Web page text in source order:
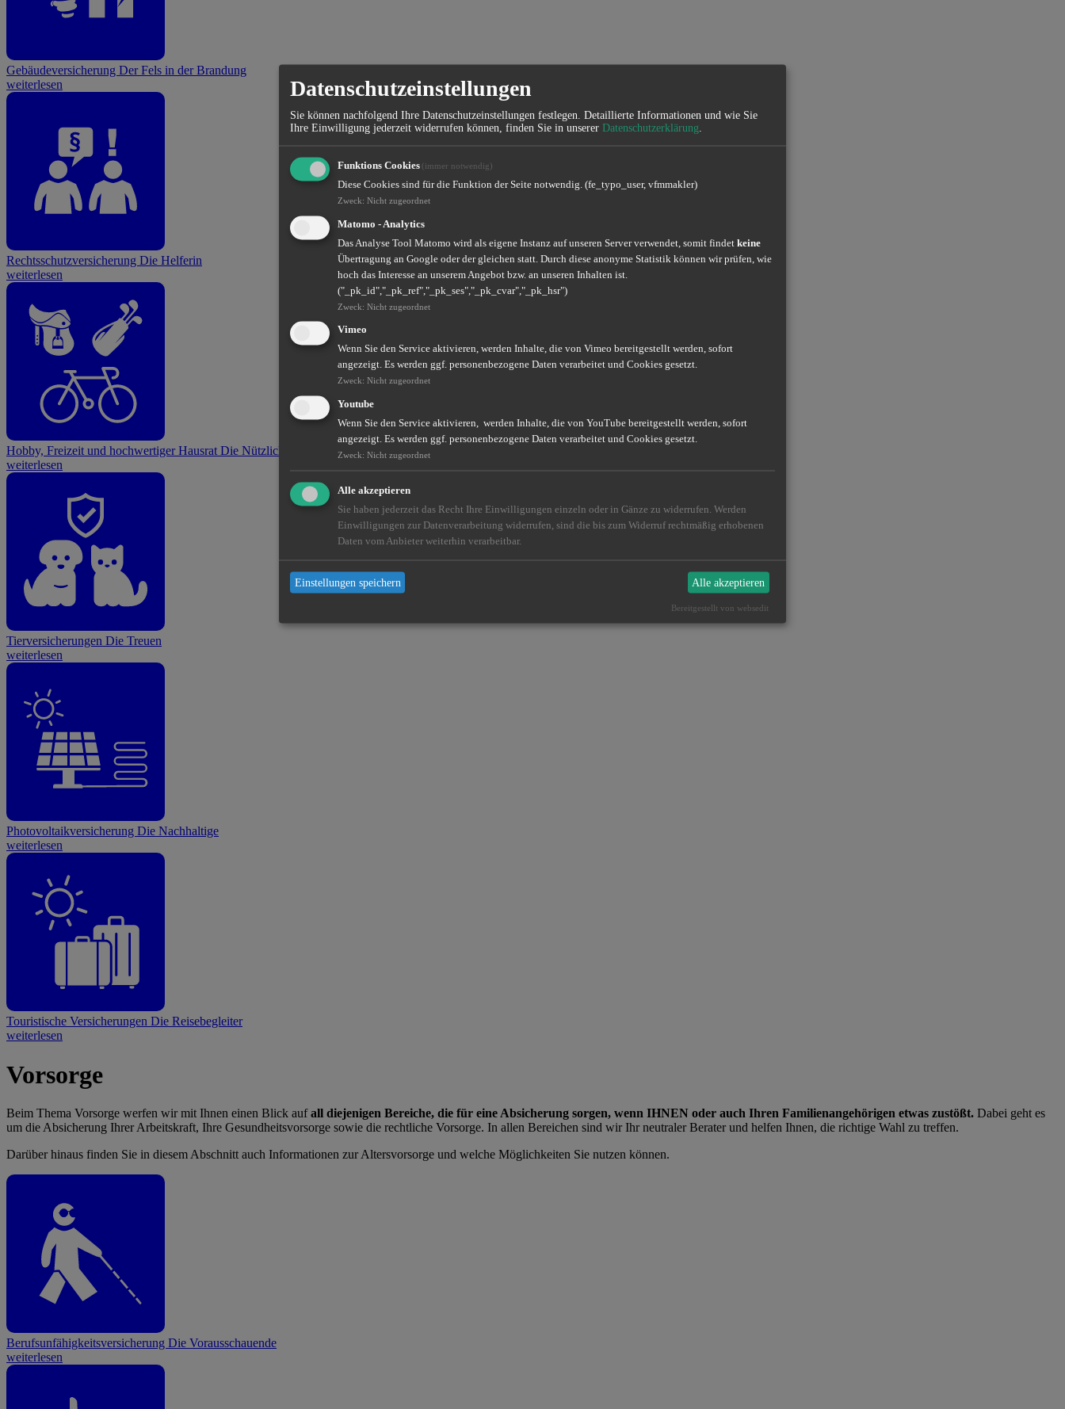
Gebäudeversicherung Der Fels in der Brandung
weiterlesen
Rechtsschutzversicherung Die Helferin
weiterlesen
Hobby, Freizeit und hochwertiger Hausrat Die Nützlichen
weiterlesen
Tierversicherungen Die Treuen
weiterlesen
Photovoltaikversicherung Die Nachhaltige
weiterlesen
Touristische Versicherungen Die Reisebegleiter
weiterlesen
Vorsorge
Beim Thema Vorsorge werfen wir mit Ihnen einen Blick aufall diejenigen Bereiche, die für eine Absicherung sorgen, wenn IHNEN oder auch Ihren Familienangehörigen etwas zustößt. Dabei geht es
um die Absicherung Ihrer Arbeitskraft, Ihre Gesundheitsvorsorge sowie die rechtliche Vorsorge. In allen Bereichen sind wir Ihr neutraler Berater und helfen Ihnen, die richtige Wahl zu treffen.
Darüber hinaus finden Sie in diesem Abschnitt auch Informationen zur Altersvorsorge und welche Möglichkeiten Sie nutzen können.
Berufsunfähigkeitsversicherung Die Vorausschauende
weiterlesen
Datenschutzeinstellungen
Sie können nachfolgend Ihre Datenschutzeinstellungen festlegen. Detaillierte Informationen und wie Sie
Ihre Einwilligung jederzeit widerrufen können, finden Sie in unserer Datenschutzerklärung
Funktions Cookies (immer notwendig)
Diese Cookies sind für die Funktion der Seite notwendig. (fe_typo_user, vfmmakler)
Zweck: Nicht zugeordnet
Matomo - Analytics
Das Analyse Tool Matomo wird als eigene Instanz auf unseren Server verwendet, somit findet keine
Übertragung an Google oder der gleichen statt. Durch diese anonyme Statistik können wir prüfen, wie
hoch das Interesse an unserem Angebot bzw. an unseren Inhalten ist.
("_pk_id","_pk_ref","_pk_ses","_pk_cvar","_pk_hsr")
Zweck: Nicht zugeordnet
Vimeo
Wenn Sie den Service aktivieren, werden Inhalte, die von Vimeo bereitgestellt werden, sofort
angezeigt. Es werden ggf. personenbezogene Daten verarbeitet und Cookies gesetzt.
Zweck: Nicht zugeordnet
Youtube
Wenn Sie den Service aktivieren, werden Inhalte, die von YouTube bereitgestellt werden, sofort
angezeigt. Es werden ggf. personenbezogene Daten verarbeitet und Cookies gesetzt.
Zweck: Nicht zugeordnet
Alle akzeptieren
Sie haben jederzeit das Recht Ihre Einwilligungen einzeln oder in Gänze zu widerrufen. Werden
Einwilligungen zur Datenverarbeitung widerrufen, sind die bis zum Widerruf rechtmäßig erhobenen
Daten vom Anbieter weiterhin verarbeitbar.
Einstellungen speichern Alle akzeptieren
Bereitgestellt von websedit